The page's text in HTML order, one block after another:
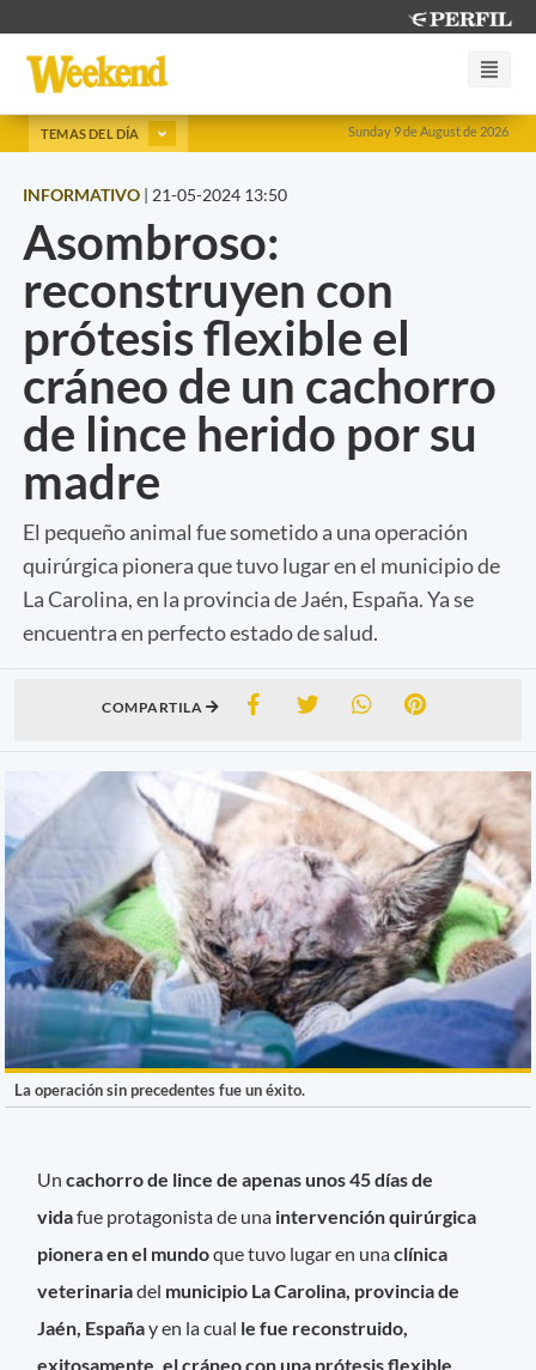
Sunday 9 de August de 2026
TEMAS DEL DÍA
INFORMATIVO | 21-05-2024 13:50
Asombroso:
reconstruyen con
prótesis flexible el
cráneo de un cachorro
de lince herido por su
madre
El pequeño animal fue sometido a una operación
quirúrgica pionera que tuvo lugar en el municipio de
La Carolina, en la provincia de Jaén, España. Ya se
encuentra en perfecto estado de salud.
COMPARTILA
La operación sin precedentes fue un éxito.
Un cachorro de lince de apenas unos 45 días de
vidafue protagonista de una intervención quirúrgica
pionera en el mundoque tuvo lugar en unaclínica
veterinariadel municipio La Carolina, provincia de
Jaén, Españay en la cual le fue reconstruido,
exitosamente, el cráneo con una prótesis flexible.